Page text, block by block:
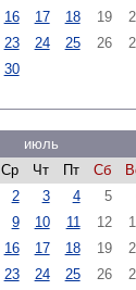
16 17 18 19
23 24 25 26
30
июль
Ср Чт Пт Сб
2 3 4 5
9 10 11 12
16 17 18 19
23 24 25 26